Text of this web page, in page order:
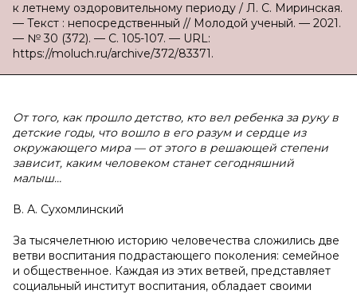
к летнему оздоровительному периоду / Л. С. Миринская.
— Текст : непосредственный // Молодой ученый. — 2021.
— № 30 (372). — С. 105-107. — URL:
https://moluch.ru/archive/372/83371.
От того, как прошло детство, кто вел ребенка за руку в
детские годы, что вошло в его разум и сердце из
окружающего мира — от этого в решающей степени
зависит, каким человеком станет сегодняшний
малыш…
В. А. Сухомлинский
За тысячелетнюю историю человечества сложились две
ветви воспитания подрастающего поколения: семейное
и общественное. Каждая из этих ветвей, представляет
социальный институт воспитания, обладает своими